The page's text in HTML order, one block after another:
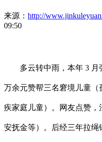
来源： http://
09:50
多云转中雨，本年 3 月
万余元赞帮三名窘境儿童
疾家庭儿童）。网友点赞，
安抚金等）。后经三年拉绳